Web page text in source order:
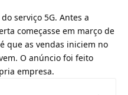
serviço 5G. Antes a
começasse em março de
que as vendas iniciem no
O anúncio foi feito
empresa.